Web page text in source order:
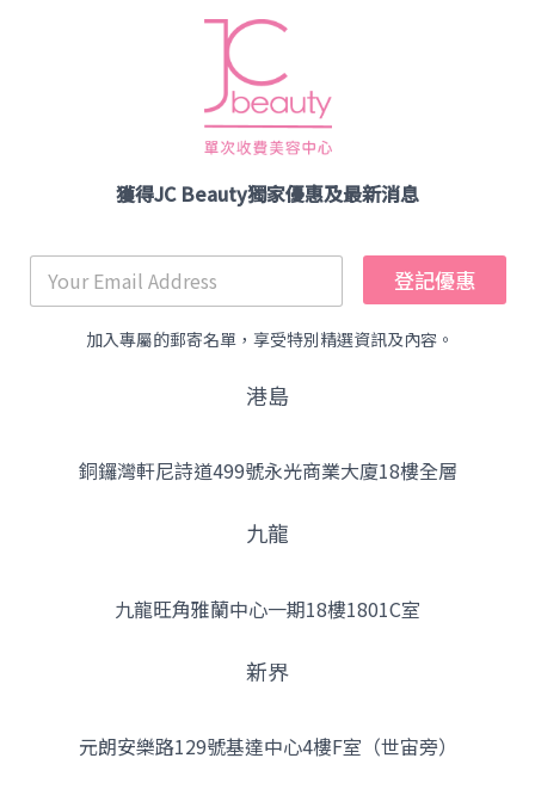
獲得JC Beauty獨家優惠及最新消息
登記優惠
加入專屬的郵寄名單，享受特別精選資訊及內容。
港島
銅鑼灣軒尼詩道499號永光商業大廈18樓全層
九龍
九龍旺角雅蘭中心一期18樓1801C室
新界
元朗安樂路129號基達中心4樓F室（世宙旁）